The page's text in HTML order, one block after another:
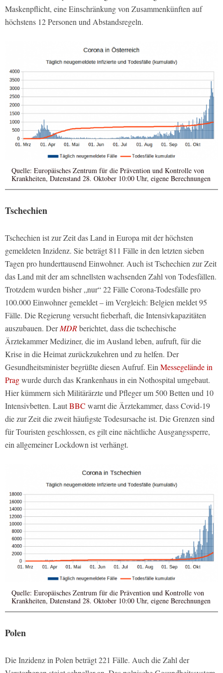
Maskenpflicht, eine Einschränkung von Zusammenkünften auf
höchstens 12 Personen und Abstandsregeln.
Quelle: Europäisches Zentrum für die Prävention und Kontrolle von
Krankheiten, Datenstand 28. Oktober 10:00 Uhr, eigene Berechnungen
Tschechien
Tschechien ist zur Zeit das Land in Europa mit der höchsten
gemeldeten Inzidenz. Sie beträgt 811 Fälle in den letzten sieben
Tagen pro hunderttausend Einwohner. Auch ist Tschechien zur Zeit
das Land mit der am schnellsten wachsenden Zahl von Todesfällen.
Trotzdem wurden bisher „nur“ 22 Fälle Corona-Todesfälle pro
100.000 Einwohner gemeldet – im Vergleich: Belgien meldet 95
Fälle. Die Regierung versucht fieberhaft, die Intensivkapazitäten
auszubauen. DerMDRberichtet, dass die tschechische
Ärztekammer Mediziner, die im Ausland leben, aufruft, für die
Krise in die Heimat zurückzukehren und zu helfen. Der
Gesundheitsminister begrüßte diesen Aufruf. Ein Messegelände in
Pragwurde durch das Krankenhaus in ein Nothospital umgebaut.
Hier kümmern sich Militärärzte und Pfleger um 500 Betten und 10
Intensivbetten. LautBBC warnt die Ärztekammer, dass Covid-19
die zur Zeit die zweit häufigste Todesursache ist. Die Grenzen sind
für Touristen geschlossen, es gilt eine nächtliche Ausgangssperre,
ein allgemeiner Lockdown ist verhängt.
Quelle: Europäisches Zentrum für die Prävention und Kontrolle von
Krankheiten, Datenstand 28. Oktober 10:00 Uhr, eigene Berechnungen
Polen
Die Inzidenz in Polen beträgt 221 Fälle. Auch die Zahl der